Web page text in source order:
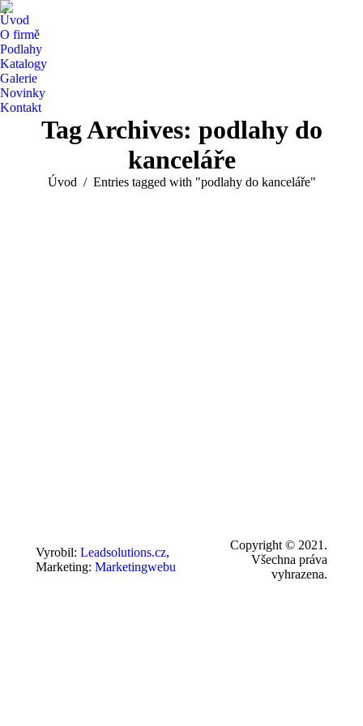
Úvod
O firmě
Podlahy
Katalogy
Galerie
Novinky
Kontakt
Tag Archives: podlahy do
kanceláře
You are here:
Úvod Entries tagged with "podlahy do kanceláře"
Vyrobil: Leadsolutions.cz,
Marketing: Marketingwebu
Copyright © 2021.
Všechna práva
vyhrazena.